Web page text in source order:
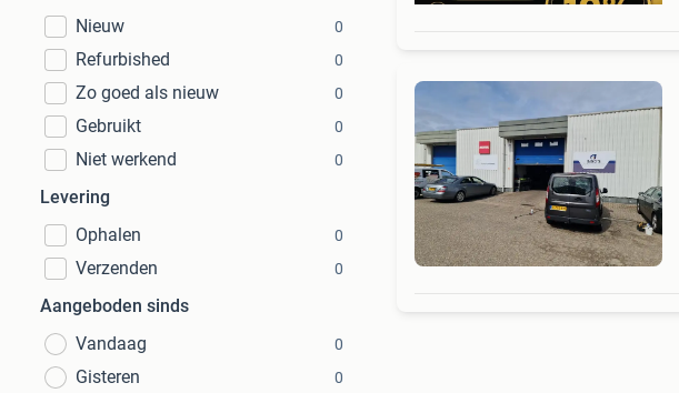
Nieuw
0
Refurbished 0
Zo goed als nieuw 0
Gebruikt 0
Niet werkend 0
Levering
Ophalen
0
Verzenden 0
Aangeboden sinds
Vandaag
0
Gisteren 0